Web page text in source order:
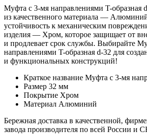
Муфта с 3-мя направлениями T-образная
из качественного материала —
устойчивость к механическим
изделия — Хром, которое защищает от
и продлевает срок службы. Выбирайте
направлениями T-образная d-32 для
и функциональных конструкций!
Краткое название Муфта с 3-мя
Размер 32 мм
Покрытие Хром
Материал Алюминий
Бережная доставка в качественной,
завода производителя по всей России и